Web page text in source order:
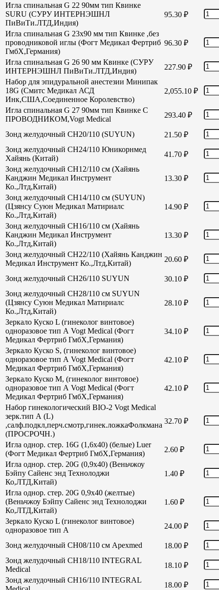
Игла спинальная G 22 90мм тип Квинке
SURU (СУРУ ИНТЕРНЭШНЛ
ПиВиТи.ЛТД,Индия)
95.30 ₽
Игла спинальная G 23х90 мм тип Квинке ,без
проводниковой иглы (Фогт Медикал Фертриб
ГмбХ,Германия)
96.30 ₽
Игла спинальная G 26 90 мм Квинке (СУРУ
ИНТЕРНЭШНЛ ПиВиТи.ЛТД,Индия)
227.90 ₽
Набор для эпидуральной анестезии Минипак
18G (Смитс Медикал АСД
Инк,США,Соединенное Королевство)
2,055.10 ₽
Игла спинальная G 27 90мм тип Квинке С
ПРОВОДНИКОМ,Vogt Medical
293.40 ₽
Зонд желудочный СН20/110 (SUYUN) 21.50 ₽
Зонд желудочный СН24/110 Юникорнмед
Хайянь (Китай)
41.70 ₽
Зонд желудочный CH12/110 см (Хайянь
Канджин Медикал Инструмент
Ко.,Лтд,Китай)
13.30 ₽
Зонд желудочный CH14/110 см (SUYUN)
(Цзянсу Суюн Медикал Матириалс
Ко.,Лтд,Китай)
14.90 ₽
Зонд желудочный CH16/110 см (Хайянь
Канджин Медикал Инструмент
Ко.,Лтд,Китай)
13.30 ₽
Зонд желудочный СН22/110 (Хайянь Канджин
Медикал Инструмент Ко.,Лтд,Китай)
20.60 ₽
Зонд желудочный СН26/110 SUYUN 30.10 ₽
Зонд желудочный СН28/110 см SUYUN
(Цзянсу Суюн Медикал Матириалс
Ко.,Лтд,Китай)
28.10 ₽
Зеркало Куско L (гинеколог винтовое)
одноразовое тип А Vogt Medical (Фогт
Медикал Фертриб ГмбХ,Германия)
34.10 ₽
Зеркало Куско S, (гинеколог винтовое)
одноразовое тип А Vogt Medical (Фогт
Медикал Фертриб ГмбХ,Германия)
42.10 ₽
Зеркало Куско М, (гинеколог винтовое)
одноразовое тип А Vogt Medical (Фогт
Медикал Фертриб ГмбХ,Германия)
42.10 ₽
Набор гинекологический BIO-2 Vogt Medical
зерк.тип А (L)
,салф.подкл,перч.смотр,гинек.ложкаФолкмана
(ПРОСРОЧН.)
32.70 ₽
Игла однор. стер. 16G (1,6х40) (белые) Luer
(Фогт Медикал Фертриб ГмбХ,Германия)
2.60 ₽
Игла однор. стер. 20G (0,9х40) (Веньчжоу
Бэйпу Сайенс энд Технолоджи
Ко,ЛТД,Китай)
1.40 ₽
Игла однор. стер. 20G 0,9х40 (желтые)
(Веньчжоу Бэйпу Сайенс энд Технолоджи
Ко,ЛТД,Китай)
1.60 ₽
Зеркало Куско L (гинеколог винтовое)
одноразовое тип А
24.00 ₽
Зонд желудочный СН08/110 см Apexmed 18.00 ₽
Зонд желудочный СН18/110 INTEGRAL
Medical
18.10 ₽
Зонд желудочный СН16/110 INTEGRAL
18.00 ₽